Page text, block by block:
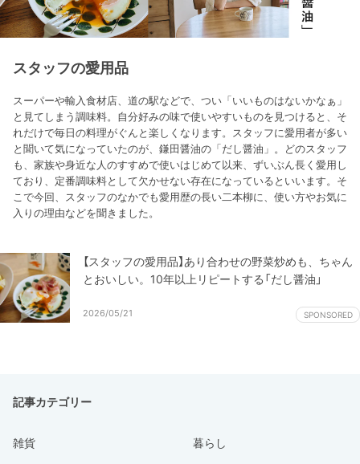
スタッフの愛用品
スーパーや輸入食材店、道の駅などで、つい「いいものはないかなぁ」
と見てしまう調味料。自分好みの味で使いやすいものを見つけると、そ
れだけで毎日の料理がぐんと楽しくなります。スタッフに愛用者が多い
と聞いて気になっていたのが、鎌田醤油の「だし醤油」。どのスタッフ
も、家族や身近な人のすすめで使いはじめて以来、ずいぶん長く愛用し
ており、定番調味料として欠かせない存在になっているといいます。そ
こで今回、スタッフのなかでも愛用歴の長い二本柳に、使い方やお気に
入りの理由などを聞きました。
【スタッフの愛用品】あり合わせの野菜炒めも、ちゃん
とおいしい。10年以上リピートする「だし醤油」
2026/05/21 SPONSORED
記事カテゴリー
雑貨 暮らし